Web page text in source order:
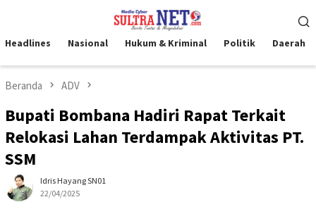
kontenMobile
Headlines Nasional Hukum & Kriminal Politik Daerah
Beranda ADV
Bupati Bombana Hadiri Rapat Terkait
Relokasi Lahan Terdampak Aktivitas PT.
SSM
Idris Hayang SN01
22/04/2025